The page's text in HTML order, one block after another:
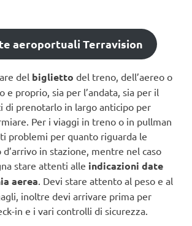
aeroportuali Terravision
del biglietto del treno, dell’aereo o
e proprio, sia per l’andata, sia per il
di prenotarlo in largo anticipo per
Per i viaggi in treno o in pullman
problemi per quanto riguarda le
d’arrivo in stazione, mentre nel caso
stare attenti alle indicazioni date
aerea . Devi stare attento al peso e al
inoltre devi arrivare prima per
in e i vari controlli di sicurezza.